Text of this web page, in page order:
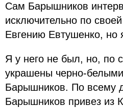
Сам Барышников
исключительно по
Евгению Евтушенко, но
Я у него не был, но, по
украшены черно-
Барышников. По всему
Барышников привез из